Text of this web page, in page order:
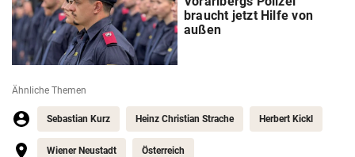
braucht jetzt Hilfe von
außen
Ähnliche Themen
Sebastian Kurz Heinz Christian Strache Herbert Kickl
Wiener Neustadt Österreich